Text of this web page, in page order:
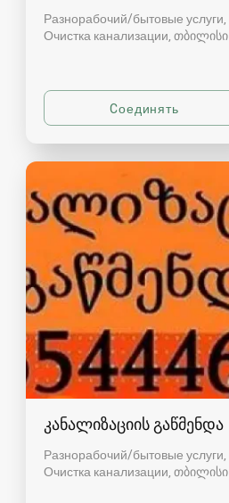
Разнорабочий/бытовые услуги,
Очистка канализации თბილისი
კანალიზაციის გაწმენდა
Разнорабочий/бытовые услуги,
Очистка канализации თბილისი